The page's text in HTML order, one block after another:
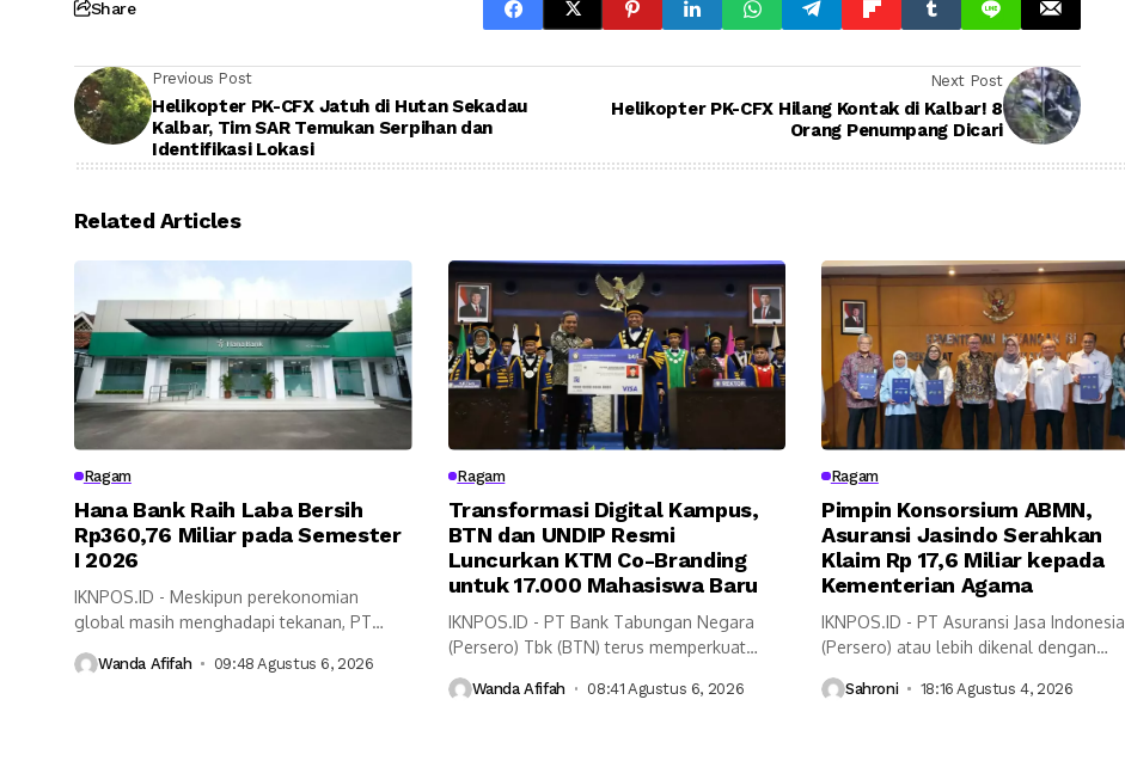
Share
Previous Post
Helikopter PK-CFX Jatuh di Hutan Sekadau
Kalbar, Tim SAR Temukan Serpihan dan
Identifikasi Lokasi
Next Post
Helikopter PK-CFX Hilang Kontak di Kalbar! 8
Orang Penumpang Dicari
Related Articles
Ragam
Hana Bank Raih Laba Bersih
Rp360,76 Miliar pada Semester
I 2026
IKNPOS.ID - Meskipun perekonomian
global masih menghadapi tekanan, PT
Wanda Afifah 09:48 Agustus 6, 2026
Ragam
Transformasi Digital Kampus,
BTN dan UNDIP Resmi
Luncurkan KTM Co-Branding
untuk 17.000 Mahasiswa Baru
IKNPOS.ID - PT Bank Tabungan Negara
(Persero) Tbk (BTN) terus memperkuat
Wanda Afifah 08:41 Agustus 6, 2026
Ragam
Pimpin Konsorsium ABMN,
Asuransi Jasindo Serahkan
Klaim Rp 17,6 Miliar kepada
Kementerian Agama
IKNPOS.ID - PT Asuransi Jasa Indonesia
(Persero) atau lebih dikenal dengan
Sahroni 18:16 Agustus 4, 2026